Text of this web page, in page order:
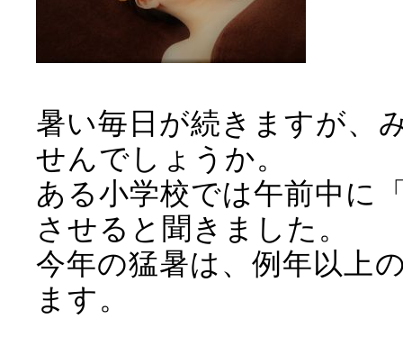
暑い毎日が続きますが、
せんでしょうか。
ある小学校では午前中に
させると聞きました。
今年の猛暑は、例年以上
ます。